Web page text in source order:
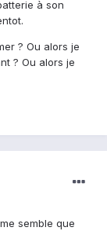
à son
? Ou alors je
? Ou alors je
semble que